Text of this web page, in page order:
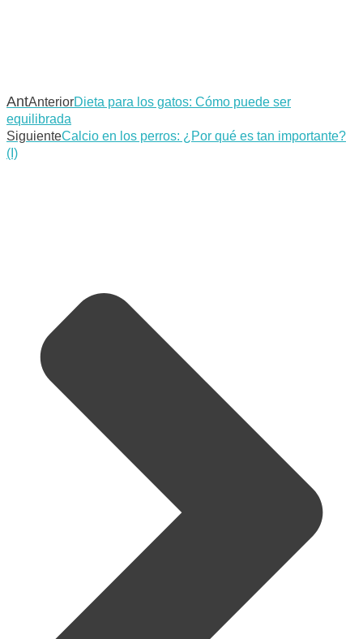
AntAnteriorDieta para los gatos: Cómo puede ser
equilibrada
SiguienteCalcio en los perros: ¿Por qué es tan importante?
(I)